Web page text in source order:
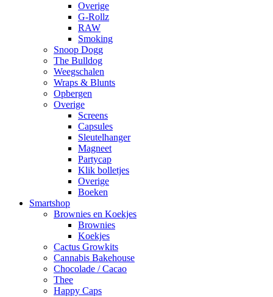
Overige
G-Rollz
RAW
Smoking
Snoop Dogg
The Bulldog
Weegschalen
Wraps & Blunts
Opbergen
Overige
Screens
Capsules
Sleutelhanger
Magneet
Partycap
Klik bolletjes
Overige
Boeken
Smartshop
Brownies en Koekjes
Brownies
Koekjes
Cactus Growkits
Cannabis Bakehouse
Chocolade / Cacao
Thee
Happy Caps